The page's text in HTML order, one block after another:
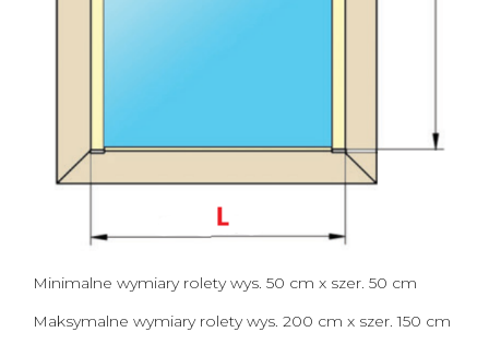
Minimalne wymiary rolety wys. 50 cm x szer. 50 cm
Maksymalne wymiary rolety wys. 200 cm x szer. 150 cm